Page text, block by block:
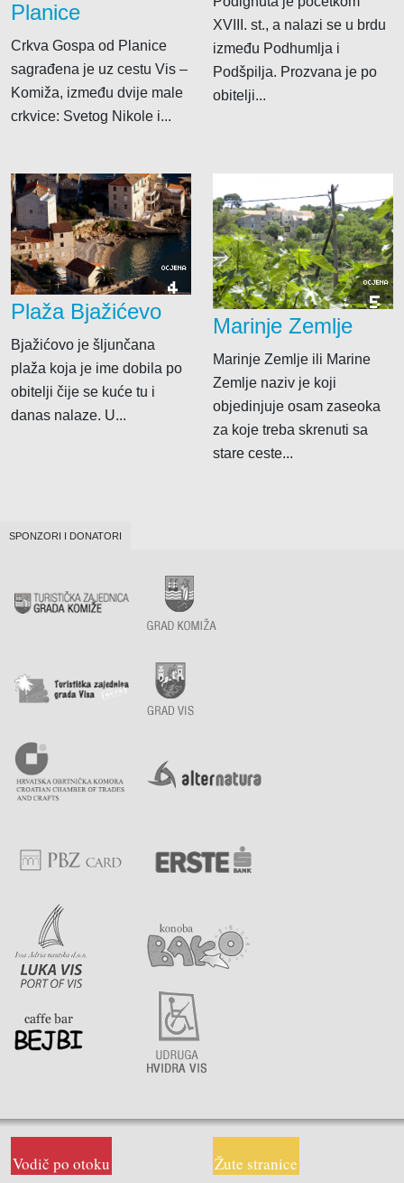
Planice
Crkva Gospa od Planice
sagrađena je uz cestu Vis –
Komiža, između dvije male
crkvice: Svetog Nikole i...
XVIII. st., a nalazi se u brdu
između Podhumlja i
Podšpilja. Prozvana je po
obitelji...
OCJENA
4
Plaža Bjažićevo
Bjažićovo je šljunčana
plaža koja je ime dobila po
obitelji čije se kuće tu i
danas nalaze. U...
OCJENA
5
Marinje Zemlje
Marinje Zemlje ili Marine
Zemlje naziv je koji
objedinjuje osam zaseoka
za koje treba skrenuti sa
stare ceste...
SPONZORI I DONATORI
Vodič po otoku Žute stranice